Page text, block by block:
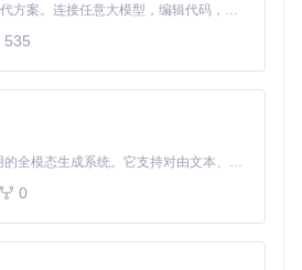
Claude Code 的开源替代方案。连接任意大模型，编辑代码，运行命令，自动验证 — 全自动执行。用 Rust 构建，极致性能。 ｜ An open-source alternative to Claude Code. Connect any LLM, edit code, run commands, and verify changes — autonomously. Built in Rust for speed. Get Started
535
MiniMax H3 是一个通用的全模态生成系统。它支持对由文本、图像、视频和音频组成的多模态上下文进行统一理解，并能生成分辨率高达 2K、时长可达 15 秒的带原生立体声音频的视频。得益于面向任务泛化的系统设计，H3 在预训练阶段就已具备广泛的多模态上下文理解与生成能力，能够出色地执行复杂的多模态指令。
0